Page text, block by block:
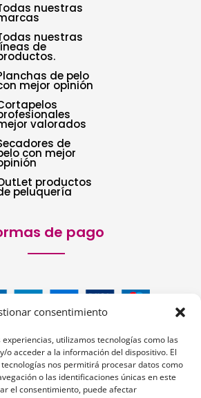
consentimiento
utilizamos tecnologías como las
o acceder a la información del dispositivo. El
nos permitirá procesar datos como
o las identificaciones únicas en este
el consentimiento, puede afectar
nuestras
nuestras
de
de pelo
mejor opinión
valorados
de
con mejor
productos
peluquería
de pago
Siguenos: